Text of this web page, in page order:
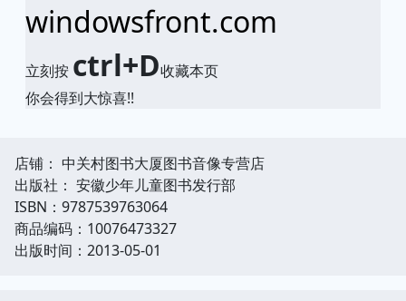
windowsfront.com
立刻按 ctrl+D收藏本页
你会得到大惊喜!!
店铺： 中关村图书大厦图书音像专营店
出版社： 安徽少年儿童图书发行部
ISBN：9787539763064
商品编码：10076473327
出版时间：2013-05-01